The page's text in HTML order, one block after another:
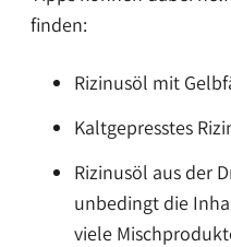
finden:
Rizinusöl mit
Kaltgepresstes
Rizinusöl aus der
unbedingt die
viele